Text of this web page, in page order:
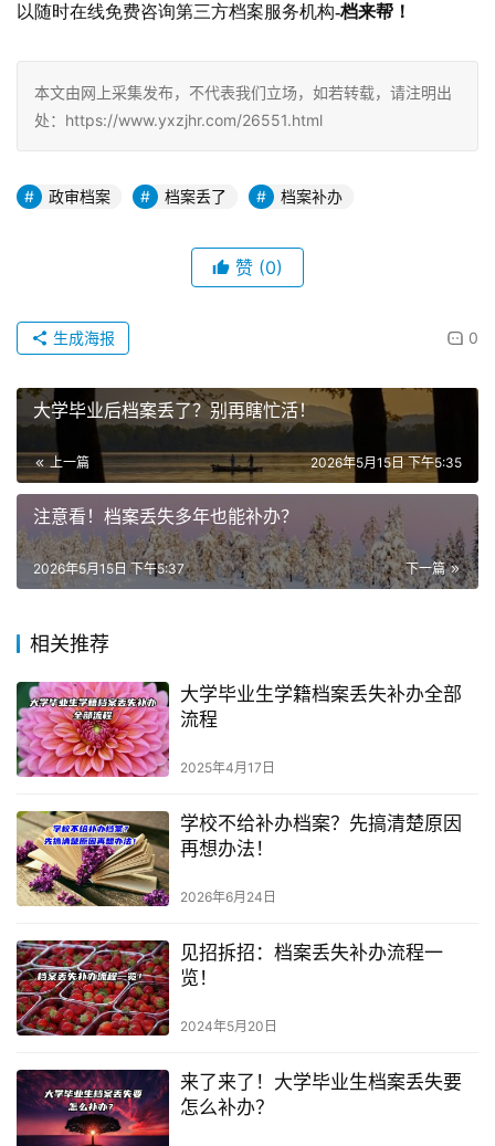
以随时在线免费咨询第三方档案服务机构-档来帮！
本文由网上采集发布，不代表我们立场，如若转载，请注明出
处：https://www.yxzjhr.com/26551.html
政审档案 档案丢了 档案补办
赞 (0)
0
生成海报
大学毕业后档案丢了？别再瞎忙活！
上一篇 2026年5月15日 下午5:35
注意看！档案丢失多年也能补办？
下一篇
2026年5月15日 下午5:37
相关推荐
大学毕业生学籍档案丢失补办全部
流程
2025年4月17日
学校不给补办档案？先搞清楚原因
再想办法！
2026年6月24日
见招拆招：档案丢失补办流程一
览！
2024年5月20日
来了来了！大学毕业生档案丢失要
怎么补办？